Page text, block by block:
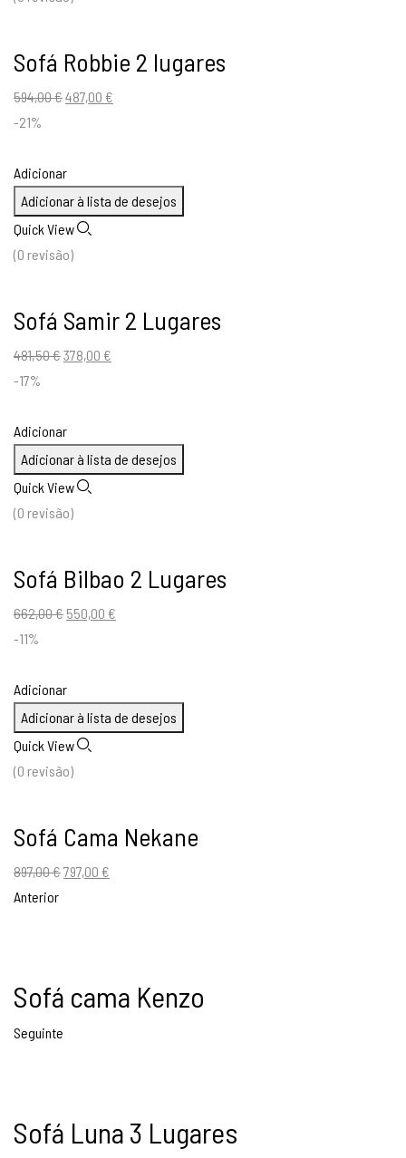
Sofá Robbie 2 lugares
594,00€O
era:
594,00 €.
487,00 €
487,00 €.
-21%
Adicionar
Adicionar à lista de desejos
Quick View
(0 revisão)
Sofá Samir 2 Lugares
481,50€O
era:
481,50 €.
378,00 €
378,00 €.
-17%
Adicionar
Adicionar à lista de desejos
Quick View
(0 revisão)
Sofá Bilbao 2 Lugares
662,00€ O
era:
662,00 €.
550,00 €
550,00 €.
-11%
Adicionar
Adicionar à lista de desejos
Quick View
(0 revisão)
Sofá Cama Nekane
897,00€O
797,00 €
Anterior
Sofá cama Kenzo
Seguinte
Sofá Luna 3 Lugares